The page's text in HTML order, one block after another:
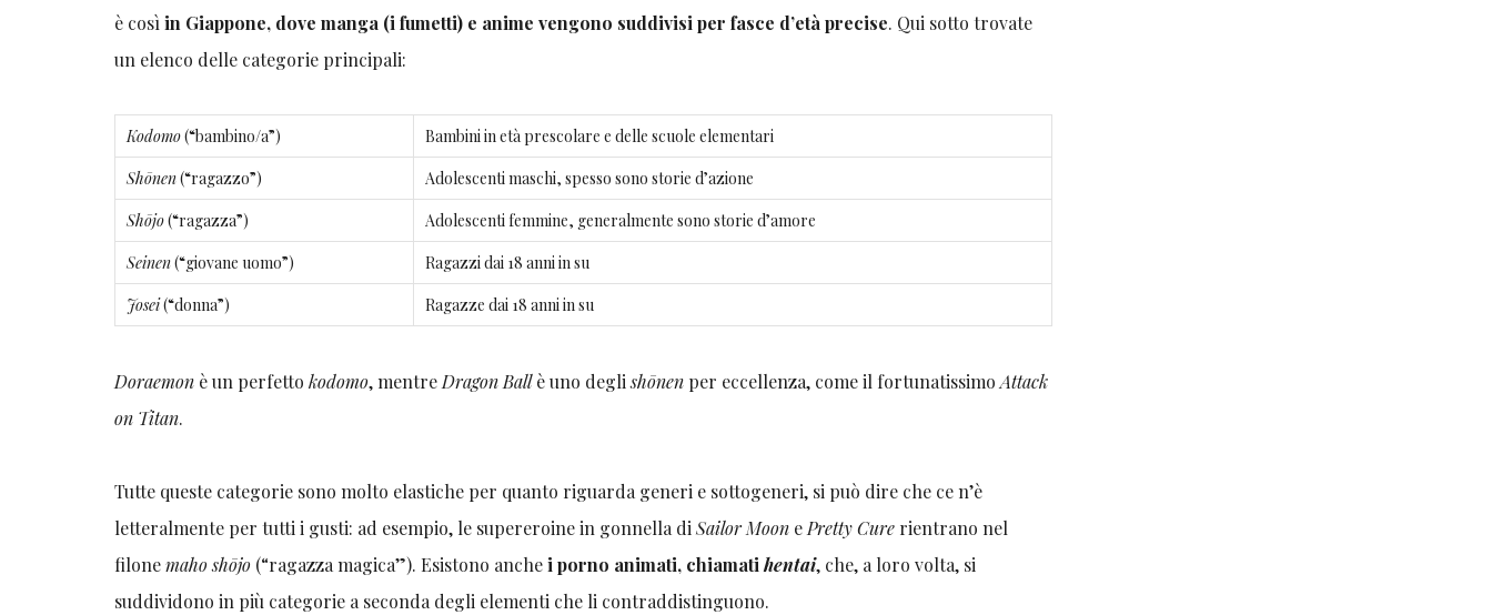
è così in Giappone, dove manga (i fumetti) e anime vengono suddivisi per fasce d’età precise. Qui sotto trovate
un elenco delle categorie principali:
Kodomo(“bambino/a”)
Bambini in età prescolare e delle scuole elementari
Shōnen(“ragazzo”)
Adolescenti maschi, spesso sono storie d’azione
Shōjo(“ragazza”)
Adolescenti femmine, generalmente sono storie d’amore
Seinen(“giovane uomo”)
Ragazzi dai 18 anni in su
Josei(“donna”) Ragazze dai 18 anni in su
Doraemon è un perfettokodomo, mentre Dragon Ballè uno deglishōnen per eccellenza, come il fortunatissimoAttack
on Titan.
Tutte queste categorie sono molto elastiche per quanto riguarda generi e sottogeneri, si può dire che ce n’è
letteralmente per tutti i gusti: ad esempio, le supereroine in gonnella diSailor Moon e Pretty Cure rientrano nel
filonemaho shōjo (“ragazza magica”). Esistono anchei porno animati, chiamatihentai, che, a loro volta, si
suddividono in più categorie a seconda degli elementi che li contraddistinguono.